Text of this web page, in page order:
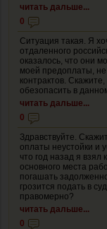
читать дальше...
0
Ситуация такая. Я
отдаленного
оказалось, что они
моей предоплаты, не
контрактов.
обезопасить в
читать дальше...
0
Здравствуйте.
оплаты неустойки и
что год назад я взял
основного места
погашать
грозится подать в
правомерно?
читать дальше...
0